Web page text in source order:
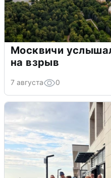
Москвичи
на взрыв
7 августа 0